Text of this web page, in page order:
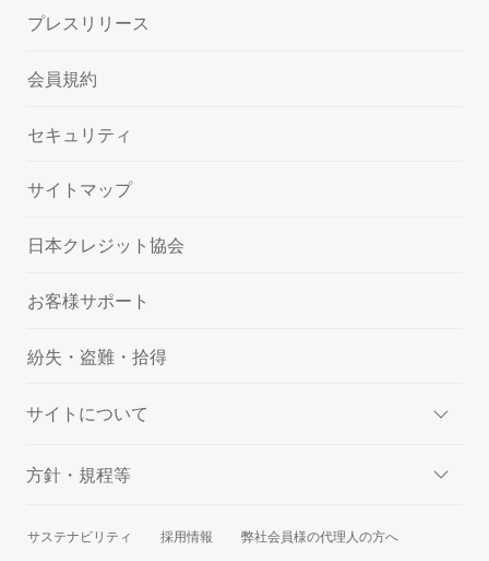
プレスリリース
会員規約
セキュリティ
サイトマップ
日本クレジット協会
お客様サポート
紛失・盗難・拾得
サイトについて
方針・規程等
サステナビリティ 採用情報 弊社会員様の代理人の方へ